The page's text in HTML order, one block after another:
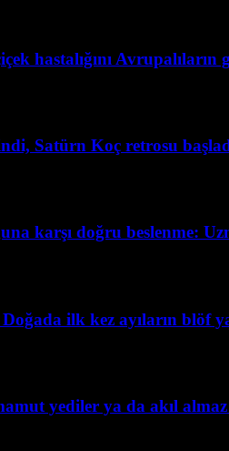
hastalığını Avrupalıların
Satürn Koç retrosu
karşı doğru beslenme:
ilk kez ayıların blöf
yediler ya da akıl